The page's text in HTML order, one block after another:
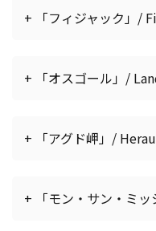
+ 「フィジャック」/
+ 「オスゴール」/
+ 「アグド岬」/
+ 「モン・サン・ミ